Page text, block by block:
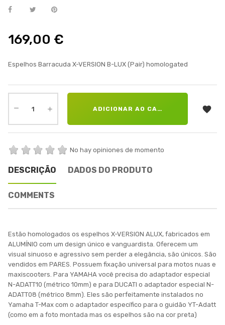
169,00 €
Espelhos Barracuda X-VERSION B-LUX (Pair) homologated
ADICIONAR AO CARRINHO 
No hay opiniones de momento
DESCRIÇÃO DADOS DO PRODUTO
COMMENTS
Estão homologados os espelhos X-VERSION ALUX, fabricados em
ALUMÍNIO com um design único e vanguardista. Oferecem um
visual sinuoso e agressivo sem perder a elegância, são únicos. São
vendidos em PARES. Possuem fixação universal para motos nuas e
maxiscooters. Para YAMAHA você precisa do adaptador especial
N-ADATT10 (métrico 10mm) e para DUCATI o adaptador especial N-
ADATT08 (métrico 8mm). Eles são perfeitamente instalados no
Yamaha T-Max com o adaptador específico para o guidão YT-Adatt
(como em a foto montada mas os espelhos são na cor preta)